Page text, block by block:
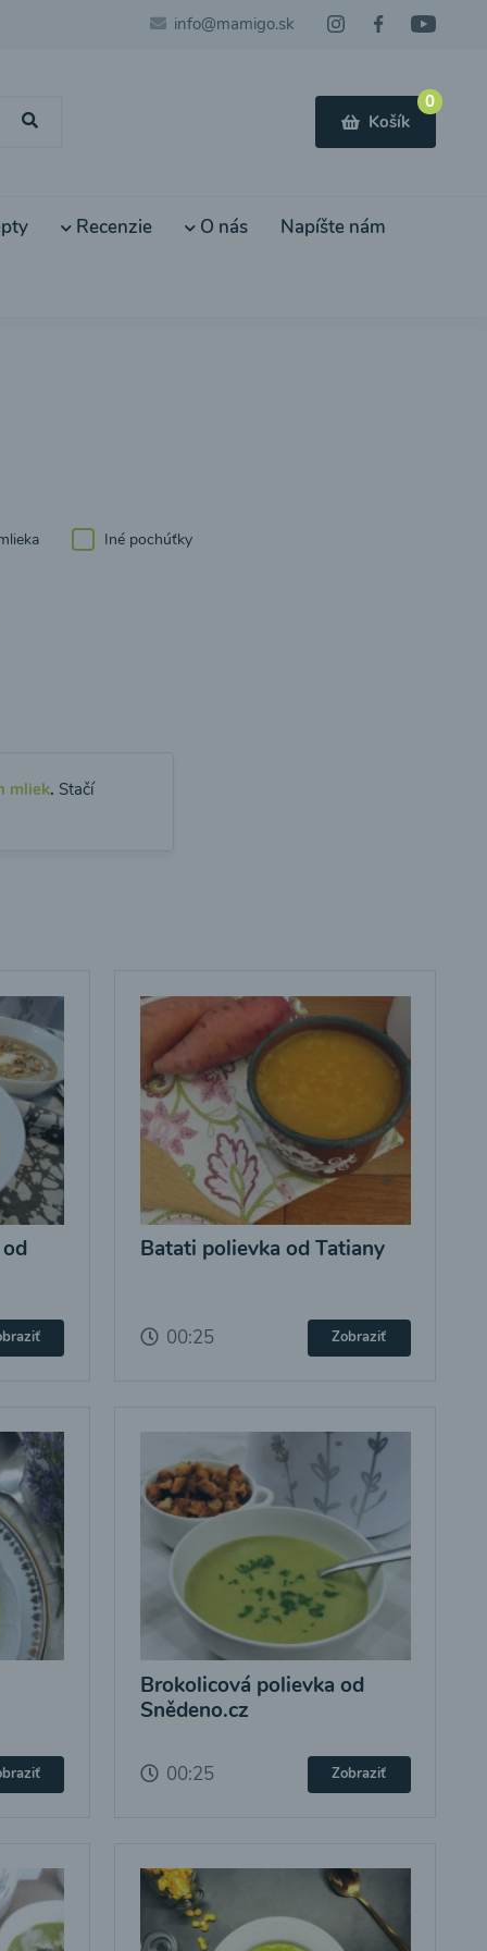
info@mamigo.sk
0
Košík
Recenzie O nás Napíšte nám
Iné pochúťky
mliek. Stačí
Batati polievka od Tatiany
00:25 Zobraziť
Brokolicová polievka od
Snědeno.cz
00:25 Zobraziť